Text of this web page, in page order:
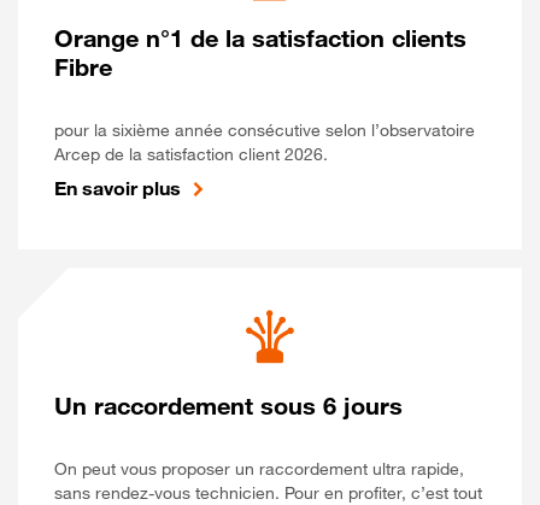
Orange n°1 de la satisfaction clients
Fibre
pour la sixième année consécutive selon l’observatoire
Arcep de la satisfaction client 2026.
En savoir plus
Un raccordement sous 6 jours
On peut vous proposer un raccordement ultra rapide,
sans rendez-vous technicien. Pour en profiter, c’est tout